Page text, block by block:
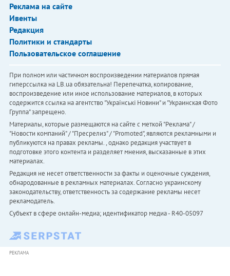
Реклама на сайте
Ивенты
Редакция
Политики и стандарты
Пользовательское соглашение
При полном или частичном воспроизведении материалов прямая
гиперссылка на LB.ua обязательна! Перепечатка, копирование,
воспроизведение или иное использование материалов, в которых
содержится ссылка на агентство "Українськi Новини" и "Украинская Фото
Группа" запрещено.
Материалы, которые размещаются на сайте с меткой "Реклама" /
"Новости компаний" / "Пресрелиз" / "Promoted", являются рекламными и
публикуются на правах рекламы. , однако редакция участвует в
подготовке этого контента и разделяет мнения, высказанные в этих
материалах.
Редакция не несет ответственности за факты и оценочные суждения,
обнародованные в рекламных материалах. Согласно украинскому
законодательству, ответственность за содержание рекламы несет
рекламодатель.
Субъект в сфере онлайн-медиа; идентификатор медиа - R40-05097
РЕКЛАМА